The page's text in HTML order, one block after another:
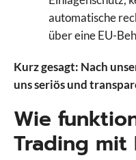
automatische
über eine EU-
Kurz gesagt: Nach
uns seriös und
Wie
Trading mit